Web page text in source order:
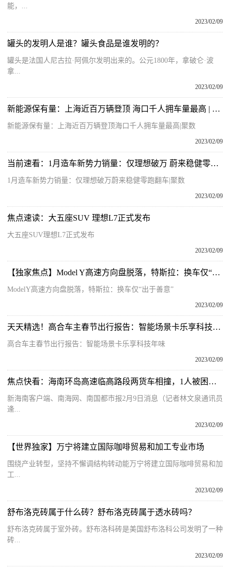
能，...
2023/02/09
罐头的发明人是谁？罐头食品是谁发明的？
罐头是法国人尼古拉·阿佩尔发明出来的。公元1800年，拿破仑·波
拿...
2023/02/09
新能源保有量：上海近百万辆登顶 海口千人拥车量最高 | 聚数
新能源保有量：上海近百万辆登顶海口千人拥车量最高|聚数
2023/02/09
当前速看：1月造车新势力销量：仅理想破万 蔚来稳健零跑翻车 | 聚数
1月造车新势力销量：仅理想破万蔚来稳健零跑翻车|聚数
2023/02/09
焦点速读：大五座SUV 理想L7正式发布
大五座SUV理想L7正式发布
2023/02/09
【独家焦点】Model Y高速方向盘脱落，特斯拉：换车仅“出于善意”
ModelY高速方向盘脱落，特斯拉：换车仅“出于善意”
2023/02/09
天天精选！高合车主春节出行报告：智能场景卡乐享科技年味
高合车主春节出行报告：智能场景卡乐享科技年味
2023/02/09
焦点快看：海南环岛高速临高路段两货车相撞，1人被困！消防紧急救援
新海南客户端、南海网、南国都市报2月9日消息（记者林文泉通讯员
逄...
2023/02/09
【世界独家】万宁将建立国际咖啡贸易和加工专业市场
围绕产业转型，坚持不懈调结构转动能万宁将建立国际咖啡贸易和加
工...
2023/02/09
舒布洛克砖属于什么砖？舒布洛克砖属于透水砖吗？
舒布洛克砖属于室外砖。舒布洛科砖是美国舒布洛科公司发明了一种
砖...
2023/02/09